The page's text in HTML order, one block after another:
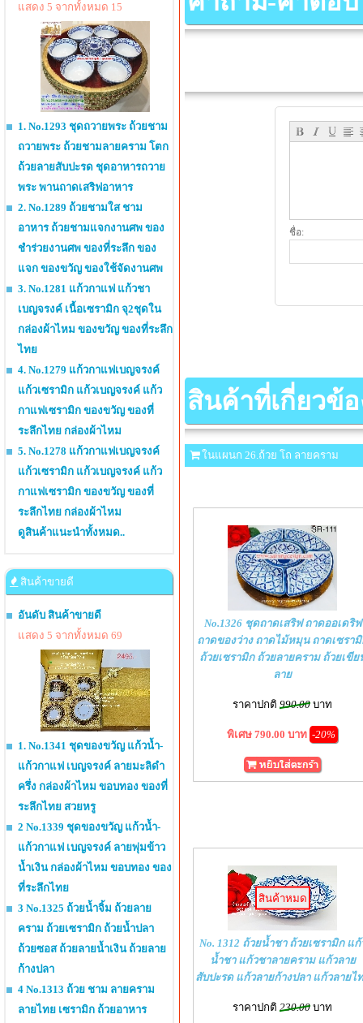
แสดง 5 จากทั้งหมด 15
1. No.1293 ชุดถวายพระ ถ้วยชาม
ถวายพระ ถ้วยชามลายคราม โตก
ถ้วยลายสับปะรด ชุดอาหารถวาย
พระ พานถาดเสริฟอาหาร
2. No.1289 ถ้วยชามใส ชาม
อาหาร ถ้วยชามแจกงานศพ ของ
ชำร่วยงานศพ ของที่ระลึก ของ
แจก ของขวัญ ของใช้จัดงานศพ
3. No.1281 แก้วกาแฟ แก้วชา
เบญจรงค์ เนื้อเซรามิก จุ2ชุดใน
กล่องผ้าไหม ของขวัญ ของที่ระลึก
ไทย
4. No.1279 แก้วกาแฟเบญจรงค์
แก้วเซรามิก แก้วเบญจรงค์ แก้ว
กาแฟเซรามิก ของขวัญ ของที่
ระลึกไทย กล่องผ้าไหม
5. No.1278 แก้วกาแฟเบญจรงค์
แก้วเซรามิก แก้วเบญจรงค์ แก้ว
กาแฟเซรามิก ของขวัญ ของที่
ระลึกไทย กล่องผ้าไหม
ดูสินค้าแนะนำทั้งหมด..
สินค้าขายดี
อันดับ สินค้าขายดี
แสดง 5 จากทั้งหมด 69
1. No.1341 ชุดของขวัญ แก้วน้ำ-
แก้วกาแฟ เบญจรงค์ ลายมะลิดำ
ครึ่ง กล่องผ้าไหม ขอบทอง ของที่
ระลึกไทย สวยหรู
2 No.1339 ชุดของขวัญ แก้วน้ำ-
แก้วกาแฟ เบญจรงค์ ลายพุ่มข้าว
น้ำเงิน กล่องผ้าไหม ขอบทอง ของ
ที่ระลึกไทย
3 No.1325 ถ้วยน้ำจิ้ม ถ้วยลาย
คราม ถ้วยเซรามิก ถ้วยน้ำปลา
ถ้วยซอส ถ้วยลายน้ำเงิน ถ้วยลาย
ก้างปลา
4 No.1313 ถ้วย ชาม ลายคราม
ลายไทย เซรามิก ถ้วยอาหาร
ชื่อ:
สินค้าที่เกี่ยวข้อ
ในแผนก 26.ถ้วย โถ ลายคราม
No.1326 ชุดถาดเสริฟ ถาดออเดริฟ
ถาดของว่าง ถาดไม้หมุน ถาดเซรา
ถ้วยเซรามิก ถ้วยลายคราม ถ้วยเขีย
ลาย
ราคาปกติ 990.00 บาท
พิเศษ 790.00 บาท -20%
สินค้าหมด
No. 1312 ถ้วยน้ำชา ถ้วยเซรามิก แก้
น้ำชา แก้วชาลายคราม แก้วลาย
สับปะรด แก้วลายก้างปลา แก้วลายไ
ราคาปกติ 230.00 บาท